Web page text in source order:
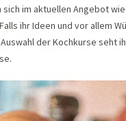
sich im aktuellen Angebot
ihr Ideen und vor allem
der Kochkurse